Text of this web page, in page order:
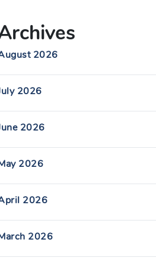
2026
2026
2026
2026
2026
2026